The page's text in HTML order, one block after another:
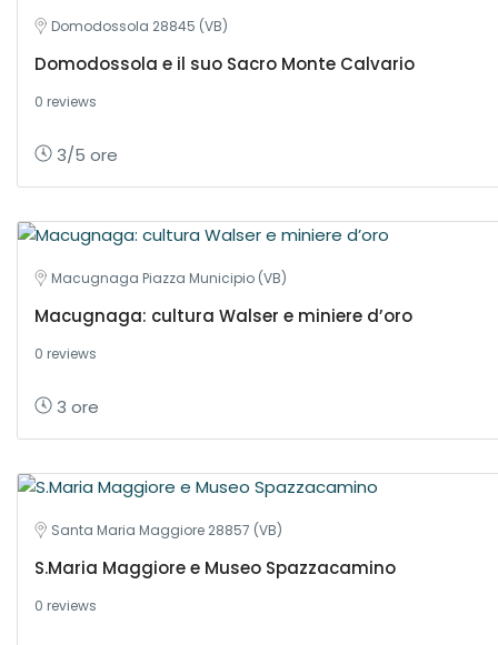
Domodossola 28845 (VB)
Domodossola e il suo Sacro Monte Calvario
0 reviews
3/5 ore
Macugnaga Piazza Municipio (VB)
Macugnaga: cultura Walser e miniere d’oro
0 reviews
3 ore
Santa Maria Maggiore 28857 (VB)
S.Maria Maggiore e Museo Spazzacamino
0 reviews